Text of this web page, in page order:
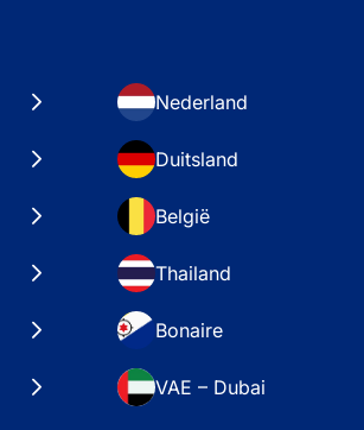
Nederland
Duitsland
België
Thailand
Bonaire
VAE – Dubai